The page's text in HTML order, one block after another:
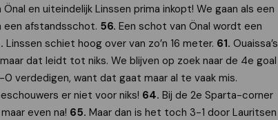
en uiteindelijk Linssen prima inkopt! We gaan als een
afstandsschot. 56. Een schot van Önal wordt een
Linssen schiet hoog over van zo’n 16 meter. 61. Ouaissa’s
dat leidt tot niks. We blijven op zoek naar de 4e goal
verdedigen, want dat gaat maar al te vaak mis.
er niet voor niks! 64. Bij de 2e Sparta-corner
even na! 65. Maar dan is het toch 3-1 door Lauritsen